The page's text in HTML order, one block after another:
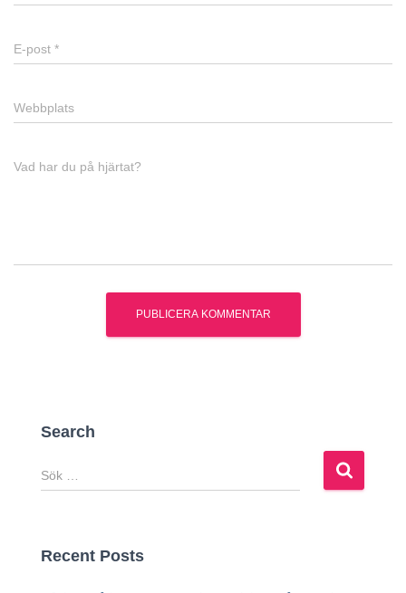
E-post *
Webbplats
Vad har du på hjärtat?
Search
S
ö
fRecent Posts